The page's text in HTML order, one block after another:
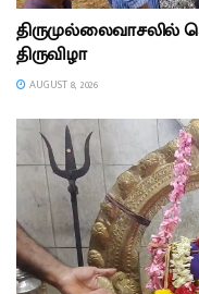
திருமுல்லைவாசலில்
திருவிழா
AUGUST 8, 2026